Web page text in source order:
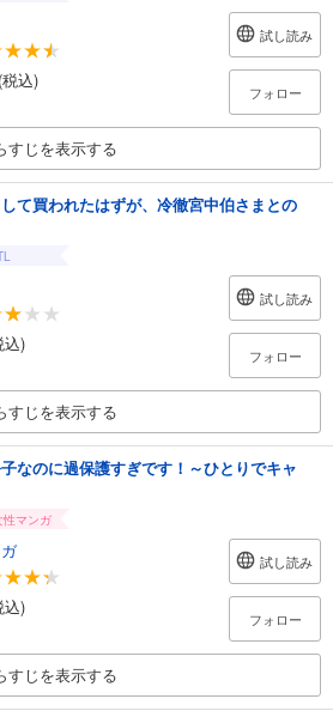
込)
試し読み
フォロー
すじを表示する
て買われたはずが、冷徹宮中伯さまとの
込)
試し読み
フォロー
すじを表示する
なのに過保護すぎです！～ひとりでキャ
性マンガ
込)
試し読み
フォロー
すじを表示する